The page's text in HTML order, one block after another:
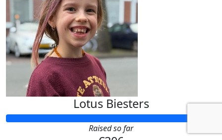
Lotus Biesters
Raised so far